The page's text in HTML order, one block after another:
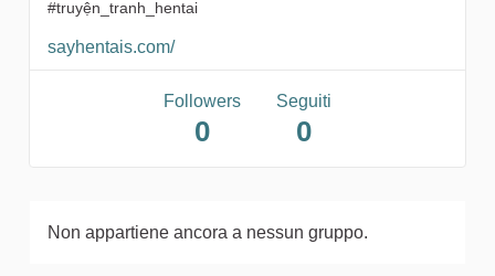
#truyện_tranh_hentai
sayhentais.com/
Followers
0
Seguiti
0
Non appartiene ancora a nessun gruppo.